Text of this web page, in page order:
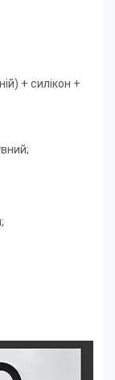
+ силікон +
;
;